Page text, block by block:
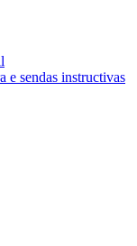
e sendas instructivas